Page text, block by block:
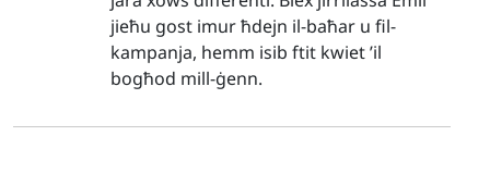
jieħu gost imur ħdejn il-baħar u fil-
kampanja, hemm isib ftit kwiet ’il
bogħod mill-ġenn.